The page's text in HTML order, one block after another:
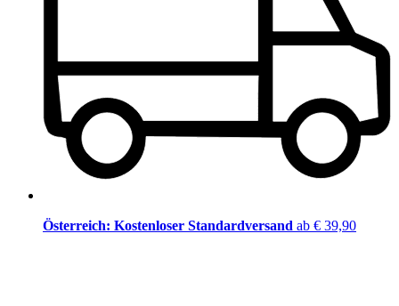
Österreich: Kostenloser Standardversand ab € 39,90